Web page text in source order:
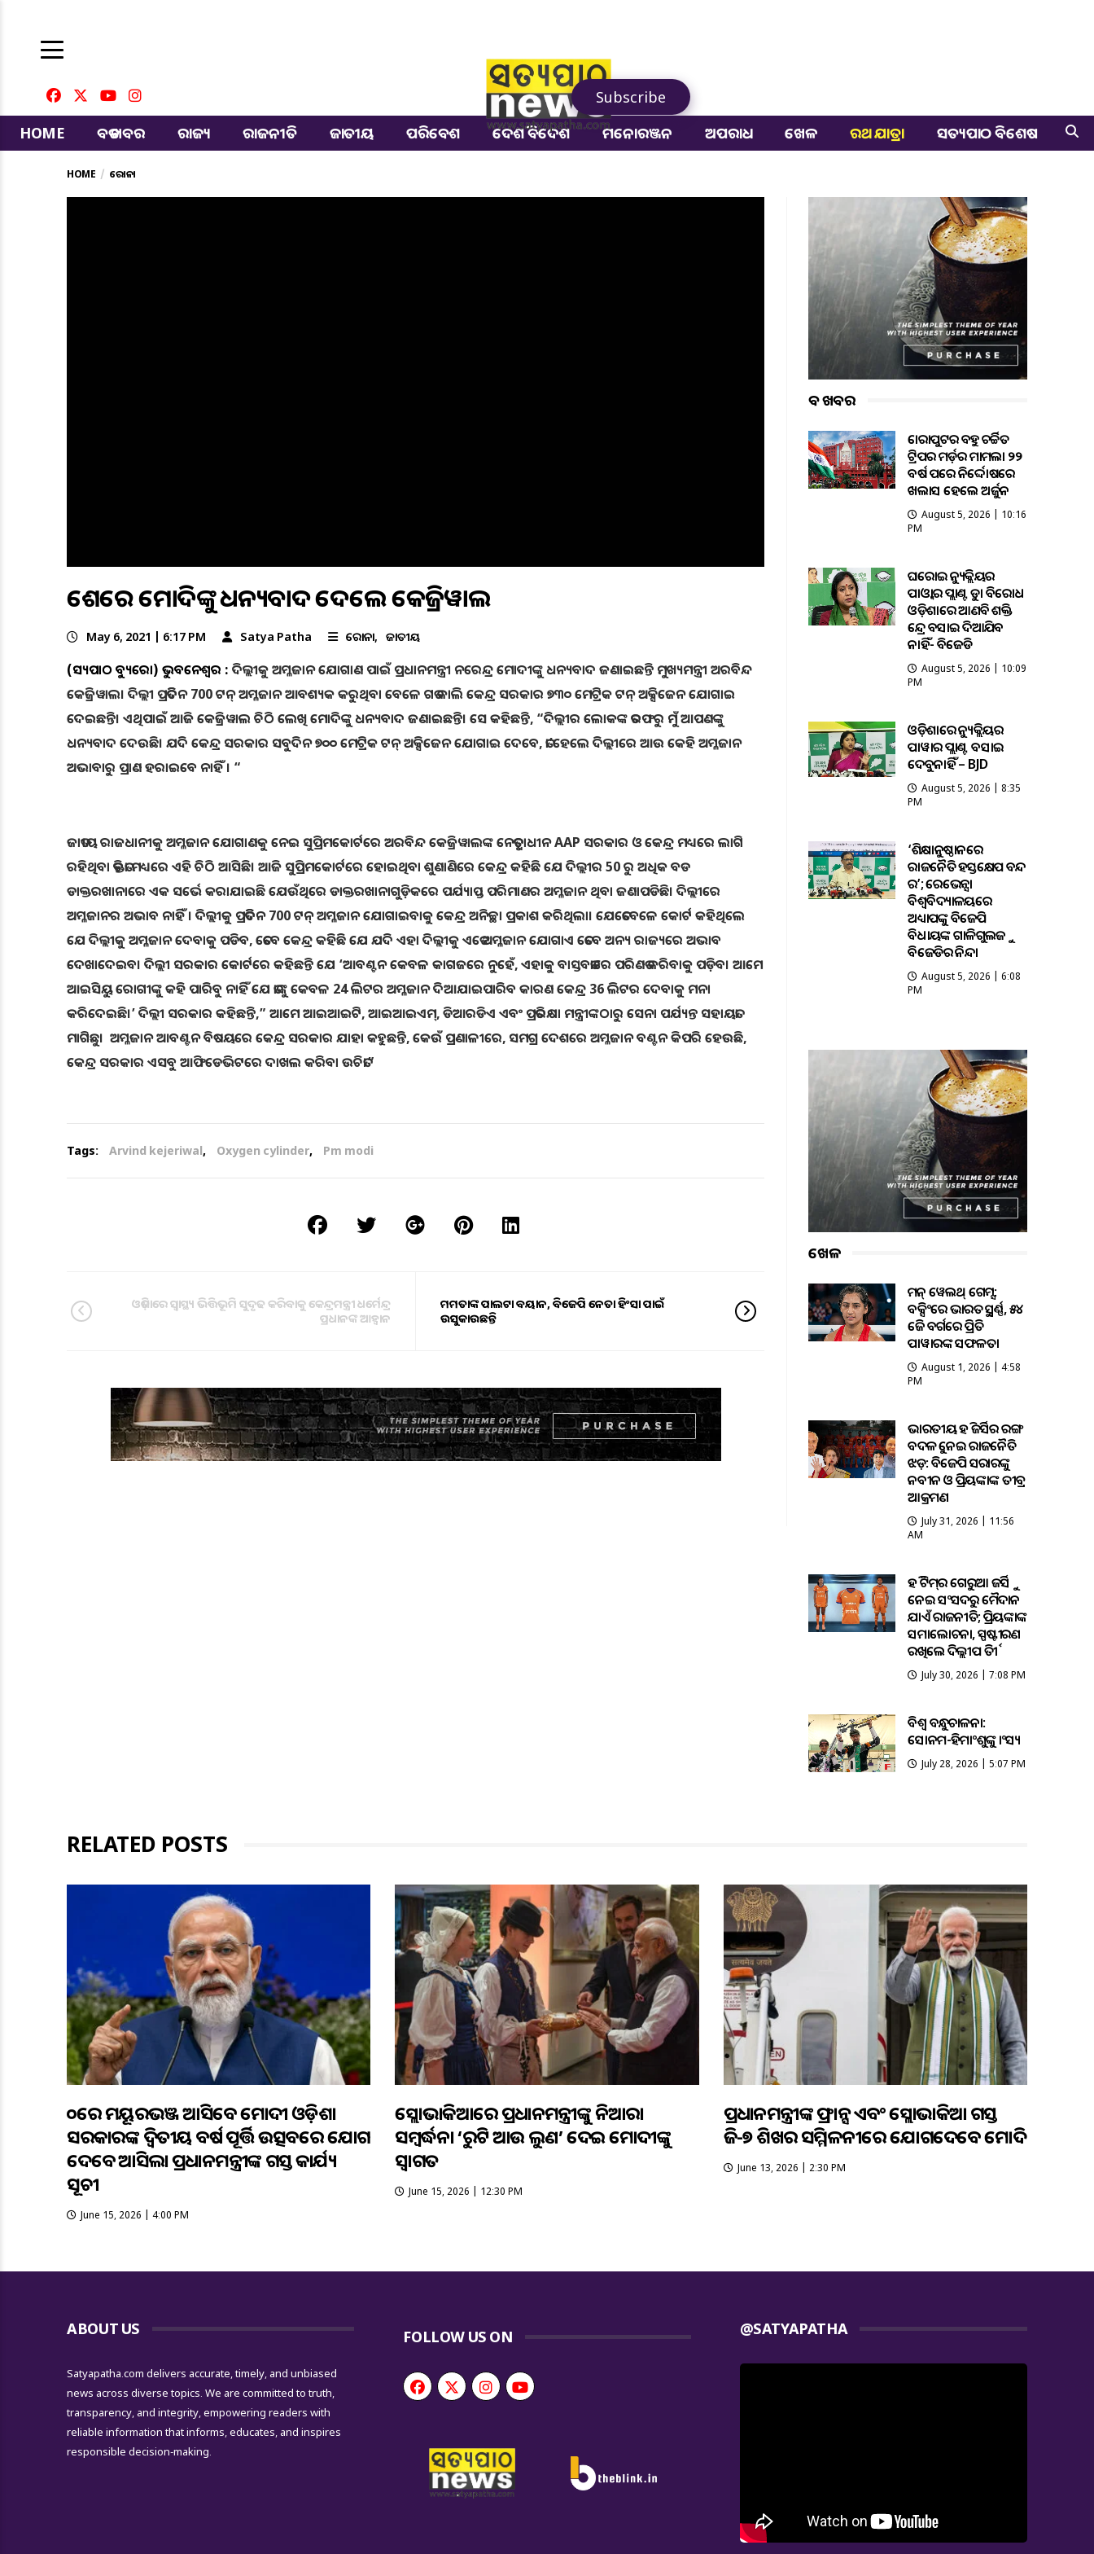
Subscribe
HOME
ବଡ ଖବର ରାଜ୍ୟ ରାଜନୀତି ଜାତୀୟ ପରିବେଶ ଦେଶ ବିଦେଶ ମନୋରଞ୍ଜନ ଅପରାଧ ଖେଳ ରଥ ଯାତ୍ରା ସତ୍ୟପାଠ ବିଶେଷ
HOME କରୋନା
ଶେଷରେ ମୋଦିଙ୍କୁ ଧନ୍ୟବାଦ ଦେଲେ କେଜ୍ରିୱାଲ
May 6, 2021 | 6:17 PM Satya Patha କରୋନା ଜାତୀୟ
(ସତ୍ୟପାଠ ବ୍ୟୁରୋ) ଭୁବନେଶ୍ବର : ଦିଲ୍ଲୀକୁ ଅମ୍ଳଜାନ ଯୋଗାଣ ପାଇଁ ପ୍ରଧାନମନ୍ତ୍ରୀ ନରେନ୍ଦ୍ର ମୋଦୀଙ୍କୁ ଧନ୍ୟବାଦ ଜଣାଇଛନ୍ତି ମୁଖ୍ୟମନ୍ତ୍ରୀ ଅରବିନ୍ଦ
କେଜ୍ରିୱାଲ। ଦିଲ୍ଲୀ ପ୍ରତିଦିନ 700 ଟନ୍ ଅମ୍ଳଜାନ ଆବଶ୍ୟକ କରୁଥିବା ବେଳେ ଗତ କାଲି କେନ୍ଦ୍ର ସରକାର ୭୩୦ ମେଟ୍ରିକ ଟନ୍‌ ଅକ୍ସିଜେନ ଯୋଗାଇ
ଦେଇଛନ୍ତି। ଏଥିପାଇଁ ଆଜି କେଜ୍ରିୱାଲ ଚିଠି ଲେଖି ମୋଦିଙ୍କୁ ଧନ୍ୟବାଦ ଜଣାଇଛନ୍ତି। ସେ କହିଛନ୍ତି, “ଦିଲ୍ଲୀର ଲୋକଙ୍କ ତରଫରୁ ମୁଁ ଆପଣଙ୍କୁ
ଧନ୍ୟବାଦ ଦେଉଛି। ଯଦି କେନ୍ଦ୍ର ସରକାର ସବୁଦିନ ୭୦୦ ମେଟ୍ରିକ ଟନ୍‌ ଅକ୍ସିଜେନ ଯୋଗାଇ ଦେବେ, ତା’ହେଲେ ଦିଲ୍ଲୀରେ ଆଉ କେହି ଅମ୍ଳଜାନ
ଅଭାବାରୁ ପ୍ରାଣ ହରାଇବେ ନାହିଁ । “
ଜାତୀୟ ରାଜଧାନୀକୁ ଅମ୍ଳଜାନ ଯୋଗାଣକୁ ନେଇ ସୁପ୍ରିମକୋର୍ଟରେ ଅରବିନ୍ଦ କେଜ୍ରିୱାଲଙ୍କ ନେତୃତ୍ୱାଧୀନ AAP ସରକାର ଓ କେନ୍ଦ୍ର ମଧ୍ୟରେ ଲାଗି
ରହିଥିବା ତିକ୍ତତା ମଧ୍ୟରେ ଏହି ଚିଠି ଆସିଛି। ଆଜି ସୁପ୍ରିମକୋର୍ଟରେ ହୋଇଥିବା ଶୁଣାଣିରେ କେନ୍ଦ୍ର କହିଛି ଯେ ଦିଲ୍ଲୀର 50 ରୁ ଅଧିକ ବଡ
ଡାକ୍ତରଖାନାରେ ଏକ ସର୍ଭେ କରାଯାଇଛି ଯେଉଁଥିରେ ଡାକ୍ତରଖାନାଗୁଡ଼ିକରେ ପର୍ଯ୍ୟାପ୍ତ ପରିମାଣର ଅମ୍ଳଜାନ ଥିବା ଜଣାପଡିଛି। ଦିଲ୍ଲୀରେ
ଅମ୍ଳଜାନର ଅଭାବ ନାହିଁ । ଦିଲ୍ଲୀକୁ ପ୍ରତିଦିନ 700 ଟନ୍ ଅମ୍ଳଜାନ ଯୋଗାଇବାକୁ କେନ୍ଦ୍ର ଅନିଚ୍ଛା ପ୍ରକାଶ କରିଥିଲା। ଯେତେବେଳେ କୋର୍ଟ କହିଥିଲେ
ଯେ ଦିଲ୍ଲୀକୁ ଅମ୍ଳଜାନ ଦେବାକୁ ପଡିବ, ତେବେ କେନ୍ଦ୍ର କହିଛି ଯେ ଯଦି ଏହା ଦିଲ୍ଲୀକୁ ଏତେ ଅମ୍ଳଜାନ ଯୋଗାଏ ତେବେ ଅନ୍ୟ ରାଜ୍ୟରେ ଅଭାବ
ଦେଖାଦେଇବ। ଦିଲ୍ଲୀ ସରକାର କୋର୍ଟରେ କହିଛନ୍ତି ଯେ ‘ଆବଣ୍ଟନ କେବଳ କାଗଜରେ ନୁହେଁ, ଏହାକୁ ବାସ୍ତବତାରେ ପରିଣତ କରିବାକୁ ପଡ଼ିବ। ଆମେ
ଆଇସିୟୁ ରୋଗୀଙ୍କୁ କହି ପାରିବୁ ନାହିଁ ଯେ ତାଙ୍କୁ କେବଳ 24 ଲିଟର ଅମ୍ଳଜାନ ଦିଆଯାଇପାରିବ କାରଣ କେନ୍ଦ୍ର 36 ଲିଟର ଦେବାକୁ ମନା
କରିଦେଇଛି।’ ଦିଲ୍ଲୀ ସରକାର କହିଛନ୍ତି,” ଆମେ ଆଇଆଇଟି, ଆଇଆଇଏମ୍, ଡିଆରଡିଏ ଏବଂ ପ୍ରତିରକ୍ଷା ମନ୍ତ୍ରୀଙ୍କଠାରୁ ସେନା ପର୍ଯ୍ୟନ୍ତ ସହାୟତା
ମାଗିଛୁ। ଅମ୍ଳଜାନ ଆବଣ୍ଟନ ବିଷୟରେ କେନ୍ଦ୍ର ସରକାର ଯାହା କହୁଛନ୍ତି, କେଉଁ ପ୍ରଣାଳୀରେ, ସମଗ୍ର ଦେଶରେ ଅମ୍ଳଜାନ ବଣ୍ଟନ କିପରି ହେଉଛି,
କେନ୍ଦ୍ର ସରକାର ଏସବୁ ଆଫିଡେଭିଟରେ ଦାଖଲ କରିବା ଉଚିତ।”
Tags: Arvind kejeriwal, Oxygen cylinder, Pm modi
ଓଡ଼ିଶାରେ ସ୍ବାସ୍ଥ୍ୟ ଭିତ୍ତିଭୂମି ସୁଦୃଢ କରିବାକୁ କେନ୍ଦ୍ରମନ୍ତ୍ରୀ ଧର୍ମେନ୍ଦ୍ର
ପ୍ରଧାନଙ୍କ ଆହ୍ବାନ
ମମତାଙ୍କ ପାଲଟା ବୟାନ, ବିଜେପି ନେତା ହିଂସା ପାଇଁ
ଉସୁକାଉଛନ୍ତି
ବଡ ଖବର
କୋରାପୁଟର ବହୁ ଚର୍ଚ୍ଚିତ
ଟ୍ରିପର ମର୍ଡ଼ର ମାମଲା ୨୨
ବର୍ଷ ପରେ ନିର୍ଦ୍ଦୋଷରେ
ଖଲାସ ହେଲେ ଅର୍ଜୁନ
August 5, 2026 | 10:16
PM
ଘରୋଇ ନ୍ୟୁକ୍ଲିୟର
ପାଓ୍ବାର ପ୍ଲାଣ୍ଟକୁ କଡ଼ା ବିରୋଧ
ଓଡ଼ିଶାରେ ଆଣବିକ ଶକ୍ତି
କେନ୍ଦ୍ର ବସାଇ ଦିଆଯିବ
ନାହିଁ- ବିଜେଡି
August 5, 2026 | 10:09
PM
ଓଡ଼ିଶାରେ ନ୍ୟୁକ୍ଲିୟର
ପାୱାର ପ୍ଲାଣ୍ଟ ବସାଇ
ଦେବୁନାହିଁ – BJD
August 5, 2026 | 8:35
PM
‘ଶିକ୍ଷାନୁଷ୍ଠାନରେ
ରାଜନୈତିକ ହସ୍ତକ୍ଷେପ ବନ୍ଦ
କର’; ରେଭେନ୍ସା
ବିଶ୍ୱବିଦ୍ୟାଳୟରେ
ଅଧ୍ୟାପକଙ୍କୁ ବିଜେପି
ବିଧାୟକଙ୍କ ଗାଳିଗୁଲଜକୁ
ବିଜେଡିର ନିନ୍ଦା
August 5, 2026 | 6:08
PM
ଖେଳ
କମନ୍ ୱେଲଥ୍ ଗେମ୍ସ:
ବକ୍ସିଂରେ ଭାରତକୁ ସ୍ବର୍ଣ୍ଣ, ୫୪
କେଜି ବର୍ଗରେ ପ୍ରିତି
ପାୱାରଙ୍କ ସଫଳତା
August 1, 2026 | 4:58
PM
ଭାରତୀୟ ହକି ଜର୍ସିର ରଙ୍ଗ
ବଦଳକୁ ନେଇ ରାଜନୈତିକ
ଝଡ଼: ବିଜେପି ସରକାରଙ୍କୁ
ନବୀନ ଓ ପ୍ରିୟଙ୍କାଙ୍କ ତୀବ୍ର
ଆକ୍ରମଣ
July 31, 2026 | 11:56
AM
ହକି ଟିମ୍‌ର ଗେରୁଆ ଜର୍ସିକୁ
ନେଇ ସଂସଦରୁ ମୈଦାନ
ଯାଏଁ ରାଜନୀତି; ପ୍ରିୟଙ୍କାଙ୍କ
ସମାଲୋଚନା, ସ୍ପଷ୍ଟୀକରଣ
ରଖିଲେ ଦିଲ୍ଲୀପ ତିର୍କୀ
July 30, 2026 | 7:08 PM
ବିଶ୍ବ ବନ୍ଧୁକଚାଳନା:
ସୋନମ-ହିମାଂଶୁଙ୍କୁ କାଂସ୍ୟ
July 28, 2026 | 5:07 PM
RELATED POSTS
୨୦ରେ ମୟୂରଭଞ୍ଜ ଆସିବେ ମୋଦୀ ଓଡ଼ିଶା
ସରକାରଙ୍କ ଦ୍ବିତୀୟ ବର୍ଷ ପୂର୍ତ୍ତି ଉତ୍ସବରେ ଯୋଗ
ଦେବେ ଆସିଲା ପ୍ରଧାନମନ୍ତ୍ରୀଙ୍କ ଗସ୍ତ କାର୍ଯ୍ୟ
ସୂଚୀ
June 15, 2026 | 4:00 PM
ସ୍ଲୋଭାକିଆରେ ପ୍ରଧାନମନ୍ତ୍ରୀଙ୍କୁ ନିଆରା
ସମ୍ବର୍ଦ୍ଧନା ‘ରୁଟି ଆଉ ଲୁଣ’ ଦେଇ ମୋଦୀଙ୍କୁ
ସ୍ୱାଗତ
June 15, 2026 | 12:30 PM
ପ୍ରଧାନମନ୍ତ୍ରୀଙ୍କ ଫ୍ରାନ୍ସ ଏବଂ ସ୍ଲୋଭାକିଆ ଗସ୍ତ
ଜି-୭ ଶିଖର ସମ୍ମିଳନୀରେ ଯୋଗଦେବେ ମୋଦି
June 13, 2026 | 2:30 PM
ABOUT US
Satyapatha.com delivers accurate, timely, and unbiased
news across diverse topics. We are committed to truth,
transparency, and integrity, empowering readers with
reliable information that informs, educates, and inspires
responsible decision-making.
FOLLOW US ON @SATYAPATHA